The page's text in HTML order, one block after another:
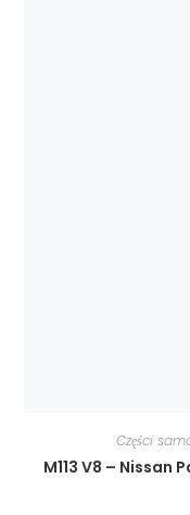
Części
M113 V8 – Nissan